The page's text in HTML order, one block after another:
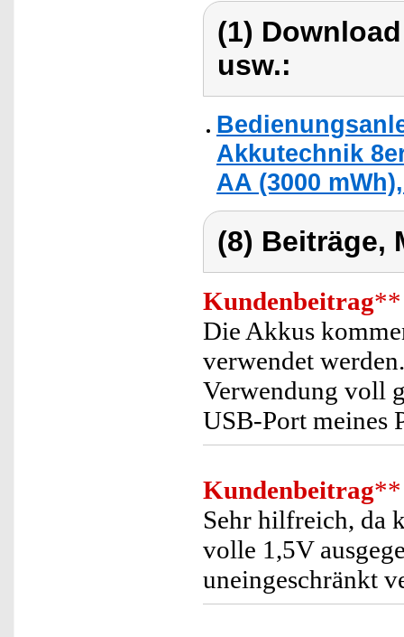
(1)
usw.:
Akkutechnik
AA (3000
(8) Beiträge,
Kundenbeitrag**
Die Akkus
verwendet
Verwendung voll
USB-Port meines
Kundenbeitrag**
Sehr hilfreich, da
volle 1,5V
uneingeschränkt